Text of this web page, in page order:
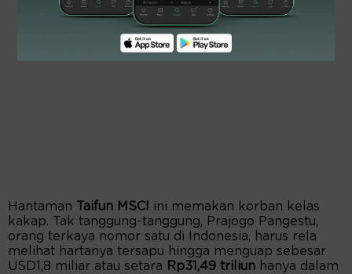
Hantaman Taifun MSCI
ini memakan korban kelas
kakap. Tak tanggung-tanggung, Prajogo Pangestu,
orang terkaya nomor satu di Indonesia, harus rela
melihat hartanya tersapu hingga menguap sebesar
USD1,8 miliar atau setara
Rp31,49 triliun hanya dalam